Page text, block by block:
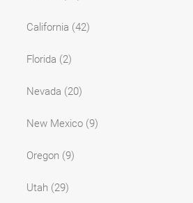
California (42)
Florida (2)
Nevada (20)
New Mexico (9)
Oregon (9)
Utah (29)